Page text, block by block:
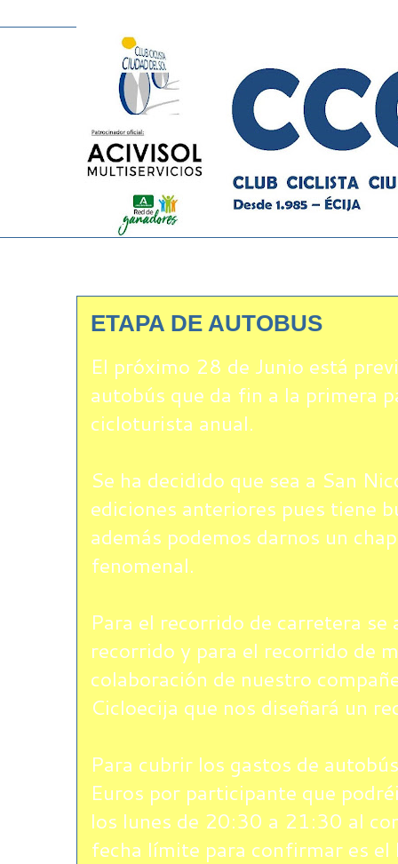
ETAPA DE AUTOBUS
El próximo 28 de Junio está
autobús que da fin a la primera
cicloturista anual.
Se ha decidido que sea a San
ediciones anteriores pues tiene
además podemos darnos un
fenomenal.
Para el recorrido de carretera
recorrido y para el recorrido de
colaboración de nuestro
Cicloecija que nos diseñará un
Para cubrir los gastos de
Euros por participante que
los lunes de 20:30 a 21:30 al
fecha límite para confirmar es